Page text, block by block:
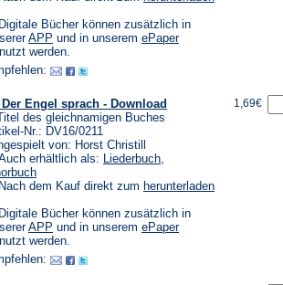
Digitale Bücher können zusätzlich in
APP (Öffnet
in
neuen
und in unserem ePaper(Öffnet
werden.
Der Engel sprach - Download
des gleichnamigen Buches
Nr.: DV16/0211
von: Horst Christill
erhältlich als: Liederbuch,
Nach dem Kauf direkt zum herunterladen
Digitale Bücher können zusätzlich in
APP (Öffnet
in
neuen
und in unserem ePaper(Öffnet
werden.
1,69€